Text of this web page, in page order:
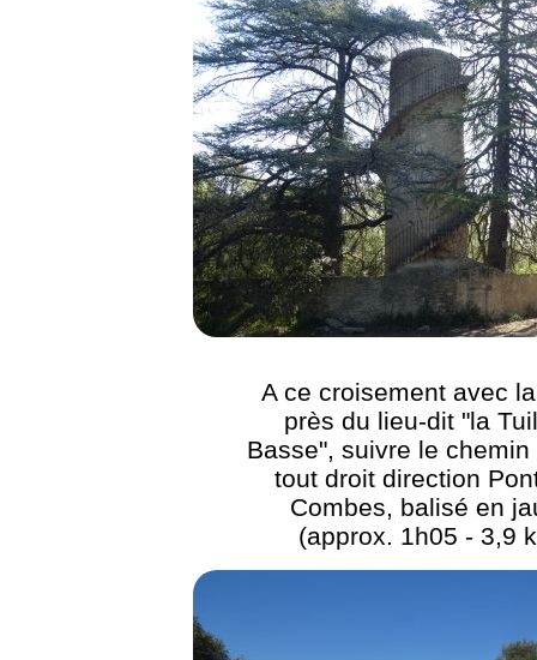
A ce croisement avec
près du lieu-dit "la
Basse", suivre le chemin
tout droit direction
Combes, balisé en
(approx. 1h05 - 3,9